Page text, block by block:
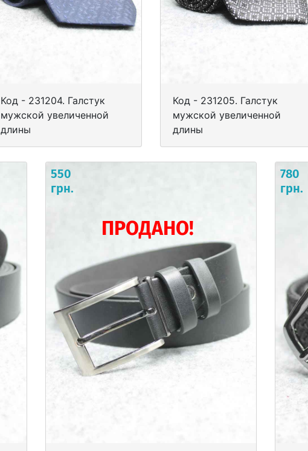
Код - 231204. Галстук
мужской увеличенной
длины
Код - 231205. Галстук
мужской увеличенной
длины
550
грн.
ПРОДАНО!
780
грн.